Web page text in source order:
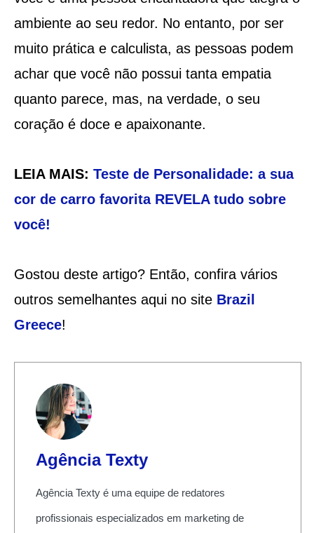
ambiente ao seu redor. No entanto, por ser
muito prática e calculista, as pessoas podem
achar que você não possui tanta empatia
quanto parece, mas, na verdade, o seu
coração é doce e apaixonante.
LEIA MAIS: Teste de Personalidade: a sua
cor de carro favorita REVELA tudo sobre
você!
Gostou deste artigo? Então, confira vários
outros semelhantes aqui no site Brazil
Greece!
Agência Texty
Agência Texty é uma equipe de redatores
profissionais especializados em marketing de